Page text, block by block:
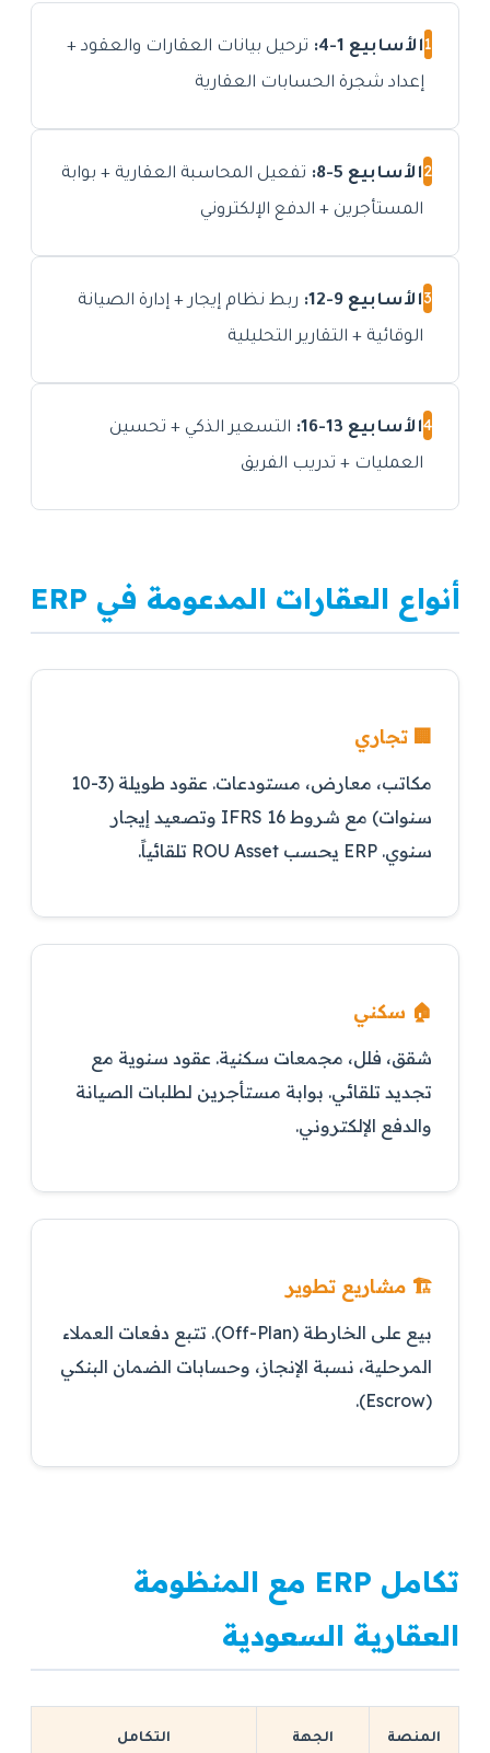
1الأسابيع 1-4:
ترحيل بيانات العقارات والعقود +
إعداد شجرة الحسابات العقارية
2الأسابيع 5-8:
تفعيل المحاسبة العقارية + بوابة
المستأجرين + الدفع الإلكتروني
3الأسابيع 9-12:
ربط نظام إيجار + إدارة الصيانة
الوقائية + التقارير التحليلية
4الأسابيع 13-16:
التسعير الذكي + تحسين
العمليات + تدريب الفريق
أنواع العقارات المدعومة في ERP
🏢 تجاري
مكاتب، معارض، مستودعات. عقود طويلة (3-10
سنوات) مع شروط IFRS 16 وتصعيد إيجار
سنوي. ERP يحسب ROU Asset تلقائياً.
🏠 سكني
شقق، فلل، مجمعات سكنية. عقود سنوية مع
تجديد تلقائي. بوابة مستأجرين لطلبات الصيانة
والدفع الإلكتروني.
🏗️ مشاريع تطوير
بيع على الخارطة (Off-Plan). تتبع دفعات العملاء
المرحلية، نسبة الإنجاز، وحسابات الضمان البنكي
(Escrow).
تكامل ERP مع المنظومة
العقارية السعودية
المنصة الجهة التكامل